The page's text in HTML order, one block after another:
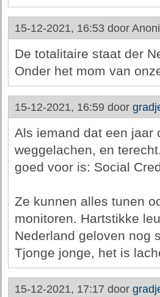
15-12-2021, 16:53 door
De totalitaire staat der
Onder het mom van
15-12-2021, 16:59 door
Als iemand dat een jaar
weggelachen, en
goed voor is: Social
Ze kunnen alles tunen
monitoren. Hartstikke
Nederland geloven nog
Tjonge jonge, het is
15-12-2021, 17:17 door